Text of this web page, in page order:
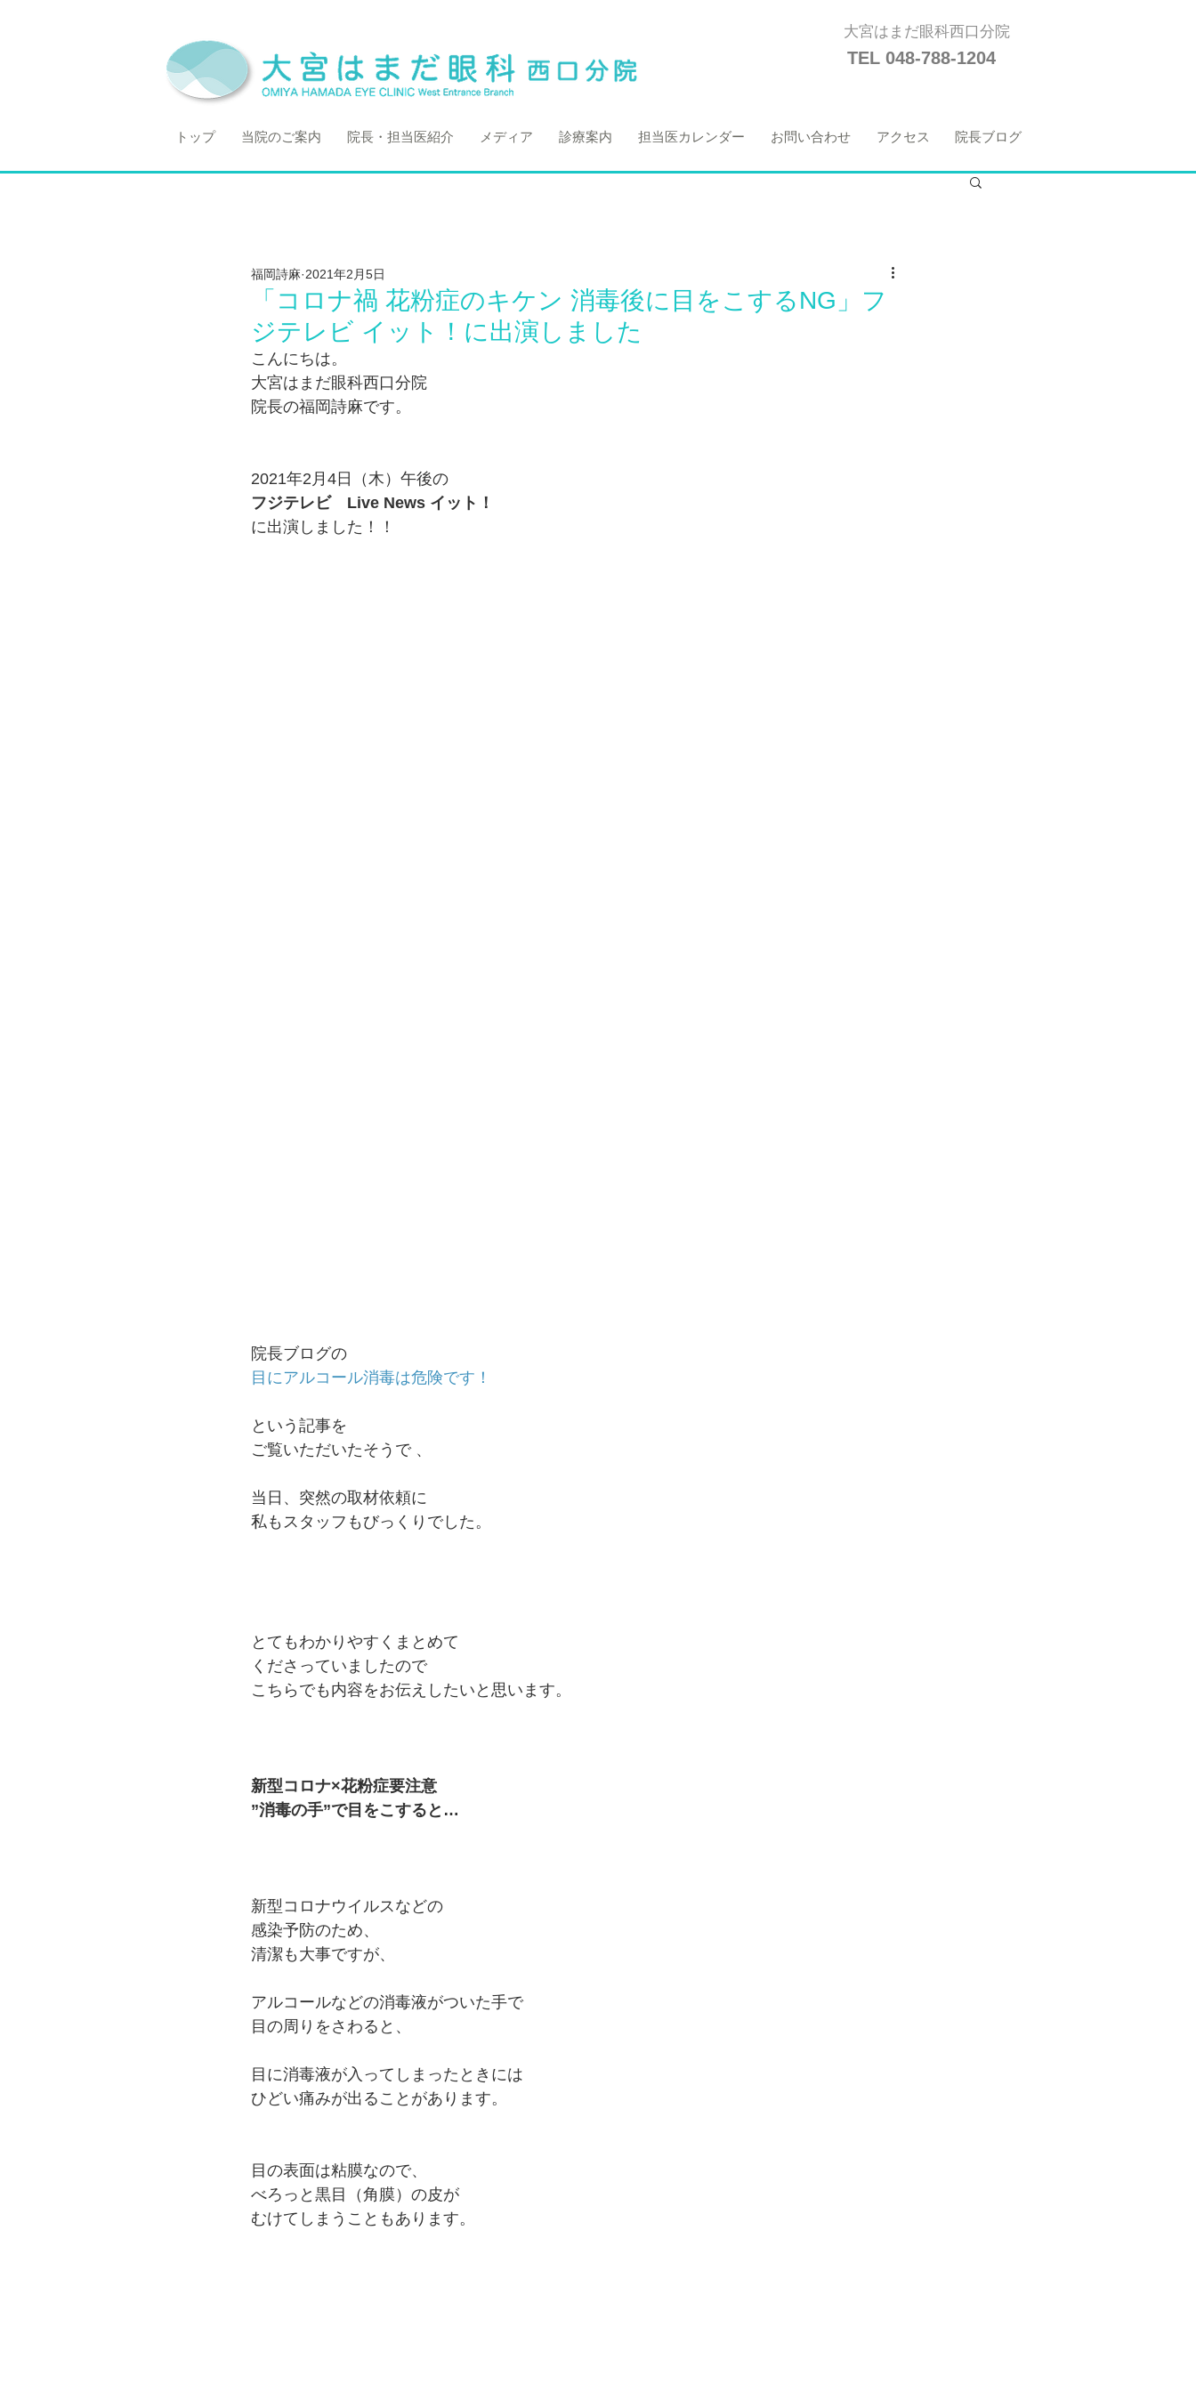
大宮はまだ眼科西口分院
TEL 048-788-1204
トップ 当院のご案内 院長・担当医紹介 メディア 診療案内 担当医カレンダー お問い合わせ アクセス 院長ブログ
「コロナ禍 花粉症のキケン 消毒後に目をこするNG」フ
ジテレビ イット！に出演しました
福岡詩麻 2021年2月5日
こんにちは。
大宮はまだ眼科西口分院
院長の福岡詩麻です。
2021年2月4日（木）午後の
フジテレビ　Live News イット！
に出演しました！！
院長ブログの
目にアルコール消毒は危険です！
という記事を
ご覧いただいたそうで 、
当日、突然の取材依頼に
私もスタッフもびっくりでした。
とてもわかりやすくまとめて
くださっていましたので
こちらでも内容をお伝えしたいと思います。
新型コロナ×花粉症要注意
”消毒の手”で目をこすると…
新型コロナウイルスなどの
感染予防のため、
清潔も大事ですが、
アルコールなどの消毒液がついた手で
目の周りをさわると、
目に消毒液が入ってしまったときには
ひどい痛みが出ることがあります。
目の表面は粘膜なので、
べろっと黒目（角膜）の皮が
むけてしまうこともあります。